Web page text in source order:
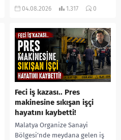
ilişkilendirilen siklospora
salgında vaka sayısının 20 bini
aştığı belirtilirken, sağlık...
04.08.2026 1.317 0
Feci iş kazası.. Pres
makinesine sıkışan işçi
hayatını kaybetti!
Malatya Organize Sanayi
Bölgesi’nde meydana gelen iş